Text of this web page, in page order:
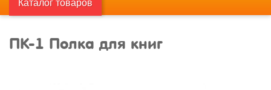
Каталог товаров
ПК-1 Полка для книг